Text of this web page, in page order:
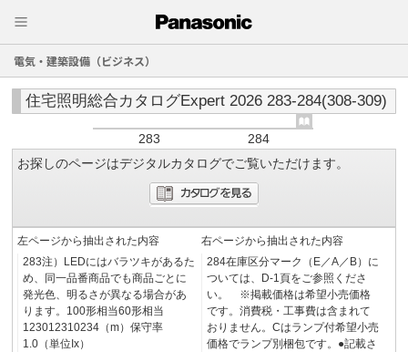
電気・建築設備（ビジネス）
住宅照明総合カタログExpert 2026 283-284(308-309)
283
284
お探しのページはデジタルカタログでご覧いただけます。
左ページから抽出された内容
283注）LEDにはバラツキがあるた
め、同一品番商品でも商品ごとに
発光色、明るさが異なる場合があ
ります。100形相当60形相当
123012310234（m）保守率
1.0（単位Ix）
右ページから抽出された内容
284在庫区分マーク（E／A／B）に
ついては、D-1頁をご参照くださ
い。 ※掲載価格は希望小売価格
です。消費税・工事費は含まれて
おりません。Cはランプ付希望小売
価格でランプ別梱包です。●記載さ